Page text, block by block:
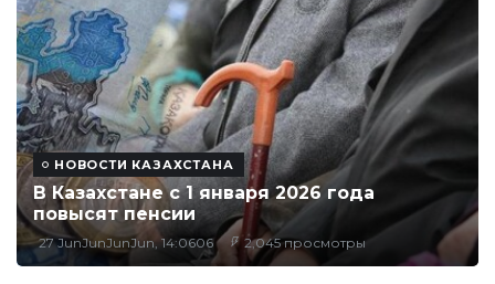
НОВОСТИ КАЗАХСТАНА
В Казахстане с 1 января 2026 года
повысят пенсии
27 JunJunJunJun, 14:0606 2,045 просмотры